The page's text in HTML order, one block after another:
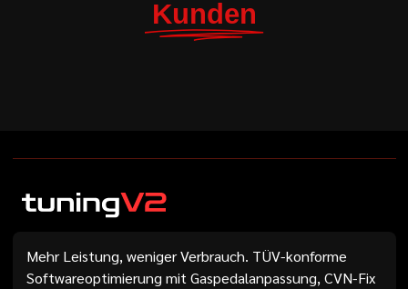
Kunden
Mehr Leistung, weniger Verbrauch. TÜV-konforme
Softwareoptimierung mit Gaspedalanpassung, CVN-Fix